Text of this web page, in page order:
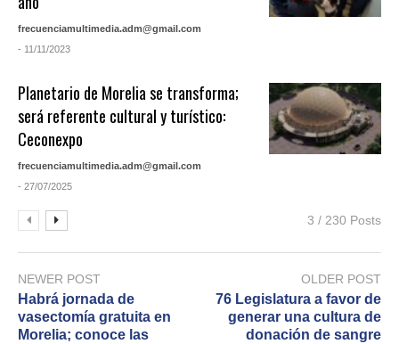
frecuenciamultimedia.adm@gmail.com
- 11/11/2023
Planetario de Morelia se transforma;
será referente cultural y turístico:
Ceconexpo
frecuenciamultimedia.adm@gmail.com
- 27/07/2025
3 / 230 Posts
NEWER POST
Habrá jornada de
vasectomía gratuita en
Morelia; conoce las
OLDER POST
76 Legislatura a favor de
generar una cultura de
donación de sangre